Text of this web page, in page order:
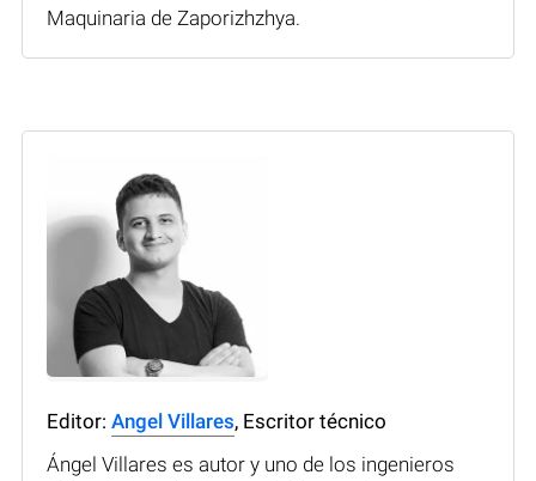
Maquinaria de Zaporizhzhya.
Editor: Angel Villares, Escritor técnico
Ángel Villares es autor y uno de los ingenieros